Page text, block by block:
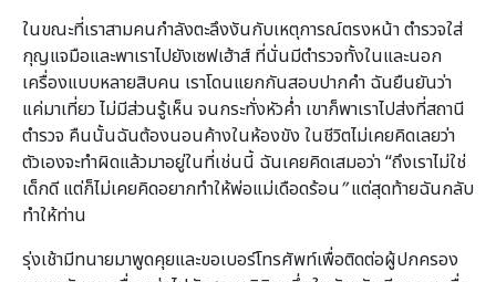
ในขณะที่เราสามคนกำลังตะลึงงันกับเหตุการณ์ตรงหน้า ตำรวจใส่
กุญแจมือและพาเราไปยังเซฟเฮ้าส์ ที่นั่นมีตำรวจทั้งในและนอก
เครื่องแบบหลายสิบคน เราโดนแยกกันสอบปากคำ ฉันยืนยันว่า
แค่มาเที่ยว ไม่มีส่วนรู้เห็น จนกระทั่งหัวค่ำ เขาก็พาเราไปส่งที่สถานี
ตำรวจ คืนนั้นฉันต้องนอนค้างในห้องขัง ในชีวิตไม่เคยคิดเลยว่า
ตัวเองจะทำผิดแล้วมาอยู่ในที่เช่นนี้ ฉันเคยคิดเสมอว่า “ถึงเราไม่ใช่
เด็กดี แต่ก็ไม่เคยคิดอยากทำให้พ่อแม่เดือดร้อน”แต่สุดท้ายฉันกลับ
ทำให้ท่าน
รุ่งเช้ามีทนายมาพูดคุยและขอเบอร์โทรศัพท์เพื่อติดต่อผู้ปกครอง